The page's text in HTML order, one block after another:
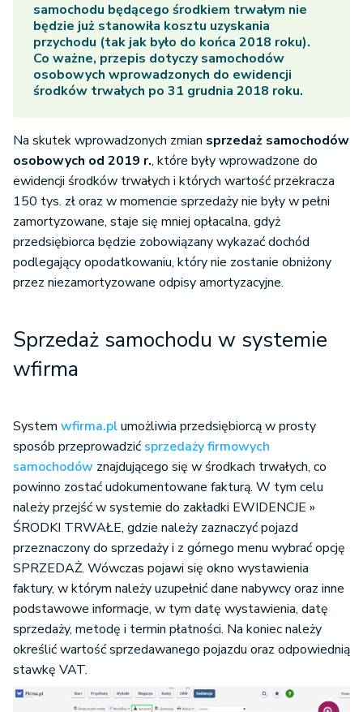
samochodu będącego środkiem trwałym nie
będzie już stanowiła kosztu uzyskania
przychodu (tak jak było do końca 2018 roku).
Co ważne, przepis dotyczy samochodów
osobowych wprowadzonych do ewidencji
środków trwałych po 31 grudnia 2018 roku.
Na skutek wprowadzonych zmian sprzedaż samochodów
osobowych od 2019 r., które były wprowadzone do
ewidencji środków trwałych i których wartość przekracza
150 tys. zł oraz w momencie sprzedaży nie były w pełni
zamortyzowane, staje się mniej opłacalna, gdyż
przedsiębiorca będzie zobowiązany wykazać dochód
podlegający opodatkowaniu, który nie zostanie obniżony
przez niezamortyzowane odpisy amortyzacyjne.
Sprzedaż samochodu w systemie
wfirma
System wfirma.plumożliwia przedsiębiorcą w prosty
sposób przeprowadzić sprzedaży firmowych
samochodów znajdującego się w środkach trwałych, co
powinno zostać udokumentowane fakturą. W tym celu
należy przejść w systemie do zakładki EWIDENCJE »
ŚRODKI TRWAŁE, gdzie należy zaznaczyć pojazd
przeznaczony do sprzedaży i z górnego menu wybrać opcję
SPRZEDAŻ. Wówczas pojawi się okno wystawienia
faktury, w którym należy uzupełnić dane nabywcy oraz inne
podstawowe informacje, w tym datę wystawienia, datę
sprzedaży, metodę i termin płatności. Na koniec należy
określić wartość sprzedawanego pojazdu oraz odpowiednią
stawkę VAT.